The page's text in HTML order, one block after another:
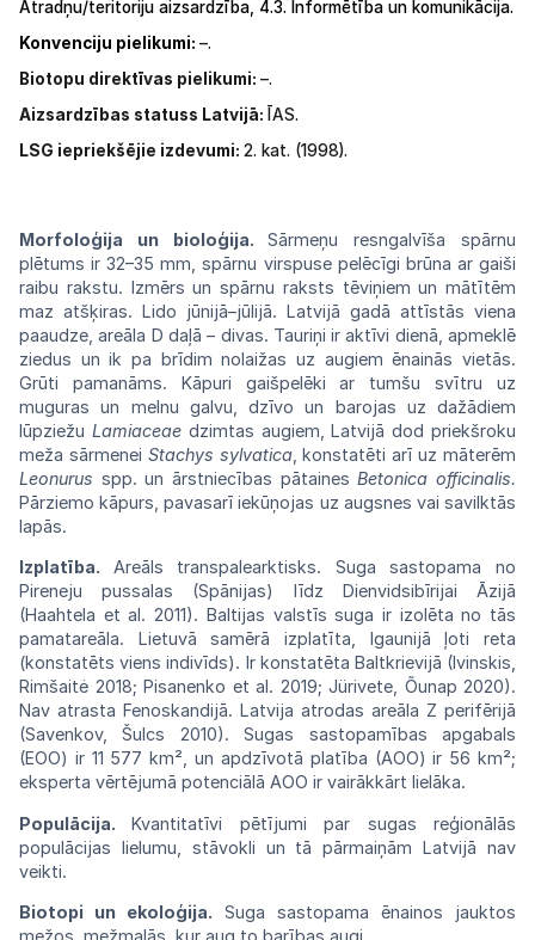
Atradņu/teritoriju aizsardzība, 4.3. Informētība un komunikācija.
Konvenciju pielikumi: –.
Biotopu direktīvas pielikumi: –.
Aizsardzības statuss Latvijā: ĪAS.
LSG iepriekšējie izdevumi: 2. kat. (1998).
Morfoloģija un bioloģija.Sārmeņuresngalvīša spārnu
plētums ir 32–35 mm,spārnu virspuse pelēcīgi brūna ar gaiši
raibu rakstu. Izmērs un spārnu raksts tēviņiem un mātītēm
maz atšķiras. Lido jūnijā–jūlijā. Latvijā gadā attīstās viena
paaudze, areāla D daļā – divas. Tauriņi ir aktīvi dienā, apmeklē
ziedus un ik pa brīdim nolaižasuz augiem ēnainās vietās.
Grūti pamanāms. Kāpuri gaišpelēki ar tumšusvītruuz
muguras un melnu galvu, dzīvo un barojas uz dažādiem
lūpziežu Lamiaceae dzimtas augiem, Latvijā dod priekšroku
meža sārmenei Stachys sylvatica, konstatēti arī uzmāterēm
Leonurus spp.un ārstniecības pātainesBetonica officinalis.
Pārziemo kāpurs,pavasarīiekūņojas uz augsnes vai savilktās
lapās.
Izplatība. Areāls transpalearktisks. Sugasastopama no
Pireneju pussalas (Spānijas)
līdz Dienvidsibīrijai Āzijā
(Haahtela et al.2011). Baltijas valstīs suga ir izolēta no tās
pamatareāla. Lietuvā samērā izplatīta, Igaunijāļotireta
(konstatēts viens indivīds). Ir konstatēta Baltkrievijā (Ivinskis,
Rimšaitė 2018; Pisanenko et al. 2019; Jürivete, Õunap 2020).
Nav atrasta Fenoskandijā. Latvija atrodas areāla Z perifērijā
(Savenkov,Šulcs 2010).Sugas sastopamībasapgabals
(EOO) ir 11 577 km², un apdzīvotā platība (AOO)ir 56 km²;
eksperta vērtējumā potenciālā AOO ir vairākkārt lielāka.
Populācija.Kvantitatīvi pētījumi par sugas reģionālās
populācijas lielumu, stāvokli un tā pārmaiņām Latvijā nav
veikti.
Biotopi un ekoloģija. Suga sastopama ēnainos jauktos